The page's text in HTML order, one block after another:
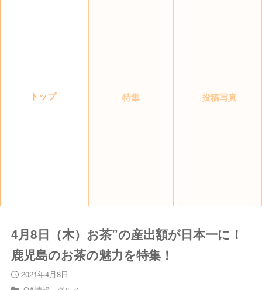
トップ 特集 投稿写真
4月8日（木）お茶”の産出額が日本一に！
鹿児島のお茶の魅力を特集！
2021年4月8日